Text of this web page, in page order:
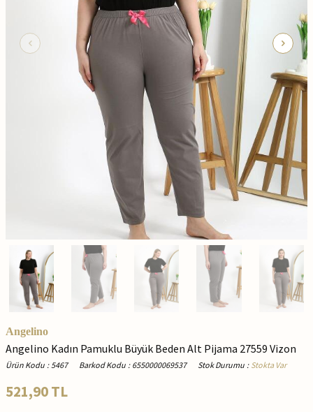
Angelino
Angelino Kadın Pamuklu Büyük Beden Alt Pijama 27559 Vizon
Ürün Kodu : 5467 Barkod Kodu : 6550000069537 Stok Durumu : Stokta Var
521,90TL